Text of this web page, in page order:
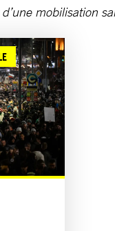
mobilisation